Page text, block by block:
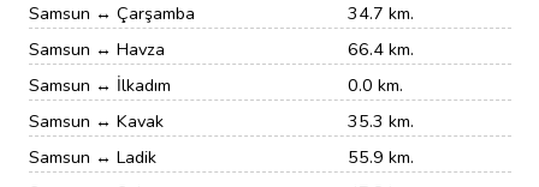
Samsun ↔ Çarşamba
34.7 km.
Samsun ↔ Havza
66.4 km.
Samsun ↔ İlkadım
0.0 km.
Samsun ↔ Kavak
35.3 km.
Samsun ↔ Ladik
55.9 km.